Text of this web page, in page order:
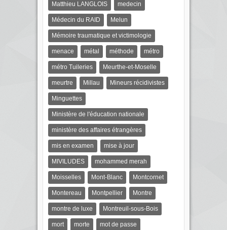
Matthieu LANGLOIS medecin
Médecin du RAID Melun
Mémoire traumatique et victimologie
menace métal méthode métro
métro Tuileries Meurthe-et-Moselle
meurtre Millau Mineurs récidivistes
Minguettes
Ministère de l'éducation nationale
ministère des affaires étrangères
mis en examen mise à jour
MIVILUDES mohammed merah
Moisselles Mont-Blanc Montcornet
Montereau Montpellier Montre
montre de luxe Montreuil-sous-Bois
mort morte mot de passe